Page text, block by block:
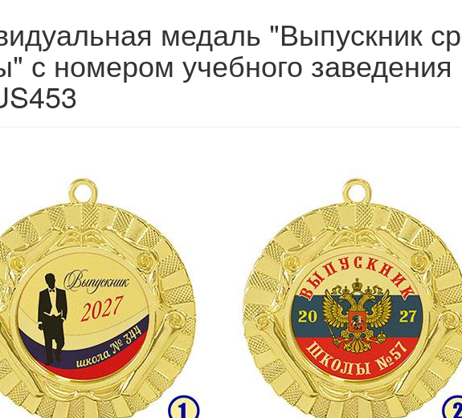
медаль "Выпускник
с номером учебного заведения